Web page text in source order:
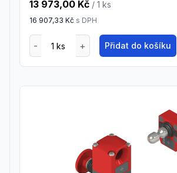
13 973,00 Kč / 1 ks
16 907,33 Kč s DPH
Přidat do košíku